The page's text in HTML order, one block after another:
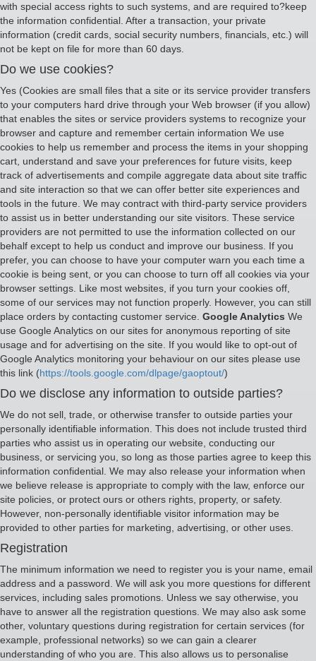
with special access rights to such systems, and are required to?keep
the information confidential. After a transaction, your private
information (credit cards, social security numbers, financials, etc.) will
not be kept on file for more than 60 days.
Do we use cookies?
Yes (Cookies are small files that a site or its service provider transfers
to your computers hard drive through your Web browser (if you allow)
that enables the sites or service providers systems to recognize your
browser and capture and remember certain information We use
cookies to help us remember and process the items in your shopping
cart, understand and save your preferences for future visits, keep
track of advertisements and compile aggregate data about site traffic
and site interaction so that we can offer better site experiences and
tools in the future. We may contract with third-party service providers
to assist us in better understanding our site visitors. These service
providers are not permitted to use the information collected on our
behalf except to help us conduct and improve our business. If you
prefer, you can choose to have your computer warn you each time a
cookie is being sent, or you can choose to turn off all cookies via your
browser settings. Like most websites, if you turn your cookies off,
some of our services may not function properly. However, you can still
place orders by contacting customer service. Google Analytics We
use Google Analytics on our sites for anonymous reporting of site
usage and for advertising on the site. If you would like to opt-out of
Google Analytics monitoring your behaviour on our sites please use
this link (https://tools.google.com/dlpage/gaoptout/)
Do we disclose any information to outside parties?
We do not sell, trade, or otherwise transfer to outside parties your
personally identifiable information. This does not include trusted third
parties who assist us in operating our website, conducting our
business, or servicing you, so long as those parties agree to keep this
information confidential. We may also release your information when
we believe release is appropriate to comply with the law, enforce our
site policies, or protect ours or others rights, property, or safety.
However, non-personally identifiable visitor information may be
provided to other parties for marketing, advertising, or other uses.
Registration
The minimum information we need to register you is your name, email
address and a password. We will ask you more questions for different
services, including sales promotions. Unless we say otherwise, you
have to answer all the registration questions. We may also ask some
other, voluntary questions during registration for certain services (for
example, professional networks) so we can gain a clearer
understanding of who you are. This also allows us to personalise